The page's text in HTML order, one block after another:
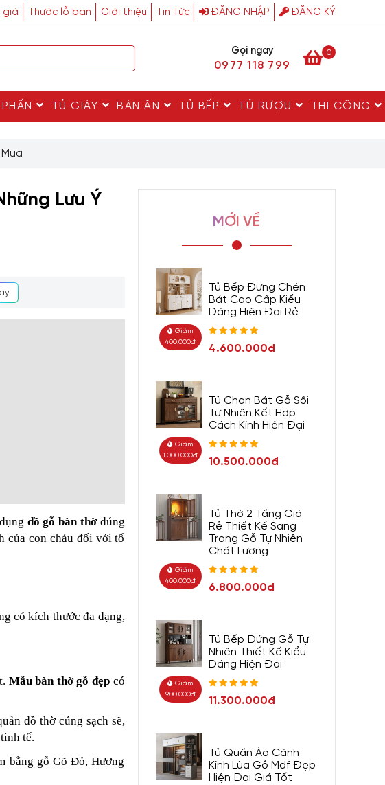
giá Thước lỗ ban Giới thiệu Tin Tức ĐĂNG NHẬP ĐĂNG KÝ
Gọi ngay
0977 118 799
0
TỦ GIÀY BÀN ĂN TỦ BẾP TỦ RƯỢU THI CÔNG
Lưu Ý
đồ gỗ bàn thờđúng
của con cháu đối với tổ
có kích thước đa dạng,
Mẫu bàn thờ gỗ đẹp có
đồ thờ cúng sạch sẽ,
tế.
bằng gỗ Gõ Đỏ, Hương
MỚI VỀ
Giảm
400.000đ
Tủ Bếp Đựng Chén
Bát Cao Cấp Kiểu
Dáng Hiện Đại Rẻ
4.600.000đ
Giảm
1.000.000đ
Tủ Chạn Bát Gỗ Sồi
Tự Nhiên Kết Hợp
Cách Kính Hiện Đại
10.500.000đ
Giảm
400.000đ
Tủ Thờ 2 Tầng Giá
Rẻ Thiết Kế Sang
Trọng Gỗ Tự Nhiên
Chất Lượng
6.800.000đ
Giảm
900.000đ
Tủ Bếp Đứng Gỗ Tự
Nhiên Thiết Kế Kiểu
Dáng Hiện Đại
11.300.000đ
Tủ Quần Áo Cánh
Kính Lùa Gỗ Mdf Đẹp
Hiện Đại Giá Tốt